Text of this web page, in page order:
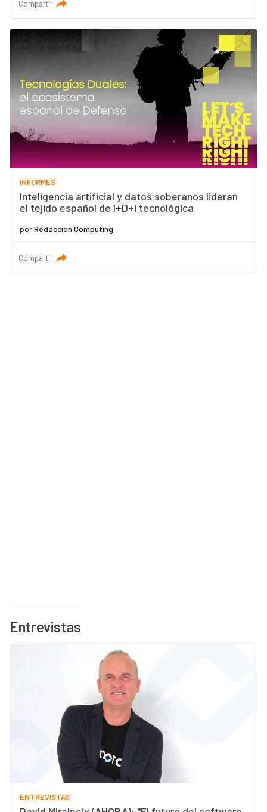
Compartir
INFORMES
Inteligencia artificial y datos soberanos lideran
el tejido español de I+D+i tecnológica
porRedacción Computing
Compartir
Entrevistas
ENTREVISTAS